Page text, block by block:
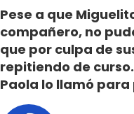
Pese a que
compañero, no
que por culpa de
repitiendo de
Paola lo llamó